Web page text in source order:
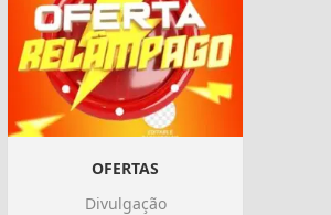
OFERTAS
Divulgação